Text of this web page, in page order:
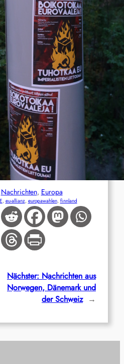
Nachrichten, Europa
, eu-allianz, europawahlen, finnland
Nächster: Nachrichten aus
Norwegen, Dänemark und
der Schweiz →